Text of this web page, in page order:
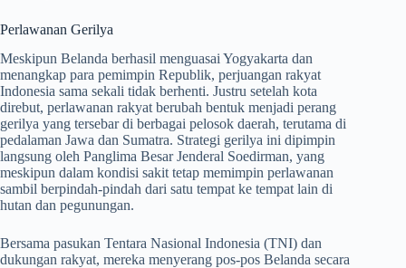
Perlawanan Gerilya
Meskipun Belanda berhasil menguasai Yogyakarta dan
menangkap para pemimpin Republik, perjuangan rakyat
Indonesia sama sekali tidak berhenti. Justru setelah kota
direbut, perlawanan rakyat berubah bentuk menjadi perang
gerilya yang tersebar di berbagai pelosok daerah, terutama di
pedalaman Jawa dan Sumatra. Strategi gerilya ini dipimpin
langsung oleh Panglima Besar Jenderal Soedirman, yang
meskipun dalam kondisi sakit tetap memimpin perlawanan
sambil berpindah-pindah dari satu tempat ke tempat lain di
hutan dan pegunungan.
Bersama pasukan Tentara Nasional Indonesia (TNI) dan
dukungan rakyat, mereka menyerang pos-pos Belanda secara